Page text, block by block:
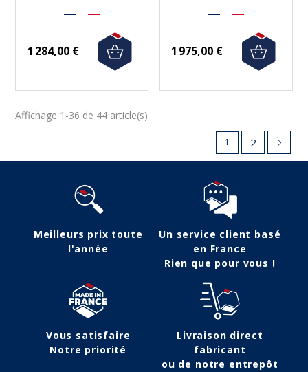
1 284,00 € 1 975,00 €
Affichage 1-36 de 44 article(s)
1 2
Meilleurs prix toute
l'année
Un service client basé
en France
Rien que pour vous !
Vous satisfaire
Notre priorité
Livraison direct
fabricant
ou de notre entrepôt